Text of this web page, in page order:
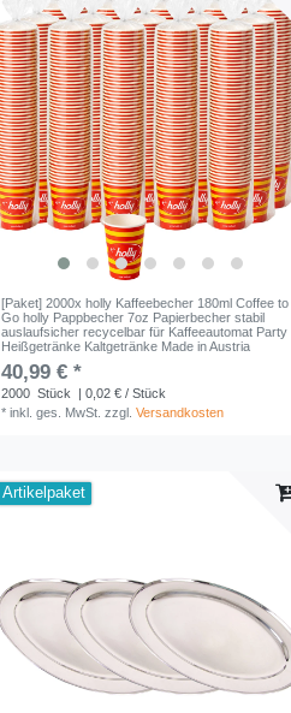
[Paket] 2000x holly Kaffeebecher 180ml Coffee to
Go holly Pappbecher 7oz Papierbecher stabil
auslaufsicher recycelbar für Kaffeeautomat Party
Heißgetränke Kaltgetränke Made in Austria
40,99 € *
2000 Stück
| 0,02 € / Stück
*inkl. ges. MwSt. zzgl.Versandkosten
Artikelpaket